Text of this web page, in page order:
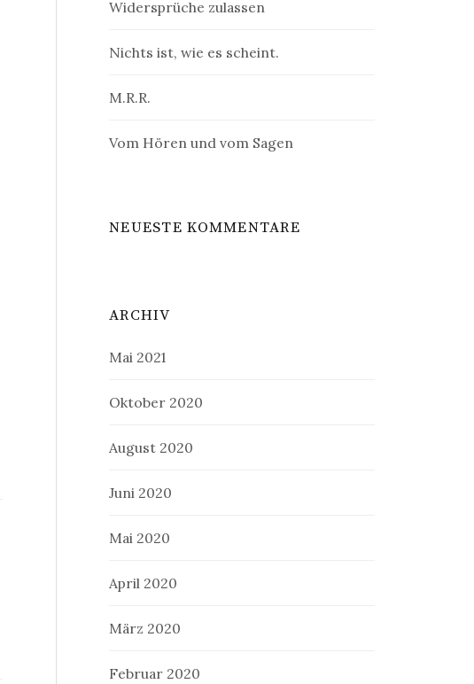
Widersprüche zulassen
Nichts ist, wie es scheint.
M.R.R.
Vom Hören und vom Sagen
NEUESTE KOMMENTARE
ARCHIV
Mai 2021
Oktober 2020
August 2020
Juni 2020
Mai 2020
April 2020
März 2020
Februar 2020